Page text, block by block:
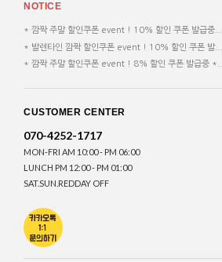
NOTICE
* 깜짝 주말 할인쿠폰 event ! 10% 할인 쿠폰 발급중...
* 발렌타인 깜짝 할인쿠폰 event ! 10% 할인 쿠폰 발...
* 깜짝 주말 할인쿠폰 event ! 8% 할인 쿠폰 발급중 *...
CUSTOMER CENTER
070-4252-1717
MON-FRI AM 10:00 - PM 06:00
LUNCH PM 12:00 - PM 01:00
SAT.SUN.REDDAY OFF